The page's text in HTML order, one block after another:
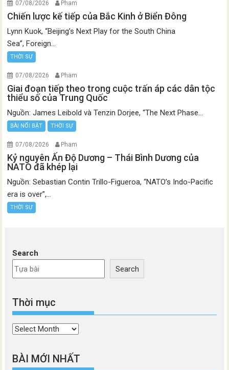
07/08/2026 Pham
Chiến lược kế tiếp của Bắc Kinh ở Biển Đông
Lynn Kuok, “Beijing’s Next Play for the South China
Sea”, Foreign...
THỜI SỰ
07/08/2026 Pham
Giai đoạn tiếp theo trong cuộc trấn áp các dân tộc
thiểu số của Trung Quốc
Nguồn: James Leibold và Tenzin Dorjee, “The Next Phase...
BÀI NỔI BẬT THỜI SỰ
07/08/2026 Pham
Kỷ nguyên Ấn Độ Dương – Thái Bình Dương của
NATO đã khép lại
Nguồn: Sebastian Contin Trillo-Figueroa, “NATO’s Indo-Pacific
era is over”,...
THỜI SỰ
Search
Search
Thời mục
Thời
BÀI MỚI NHẤT